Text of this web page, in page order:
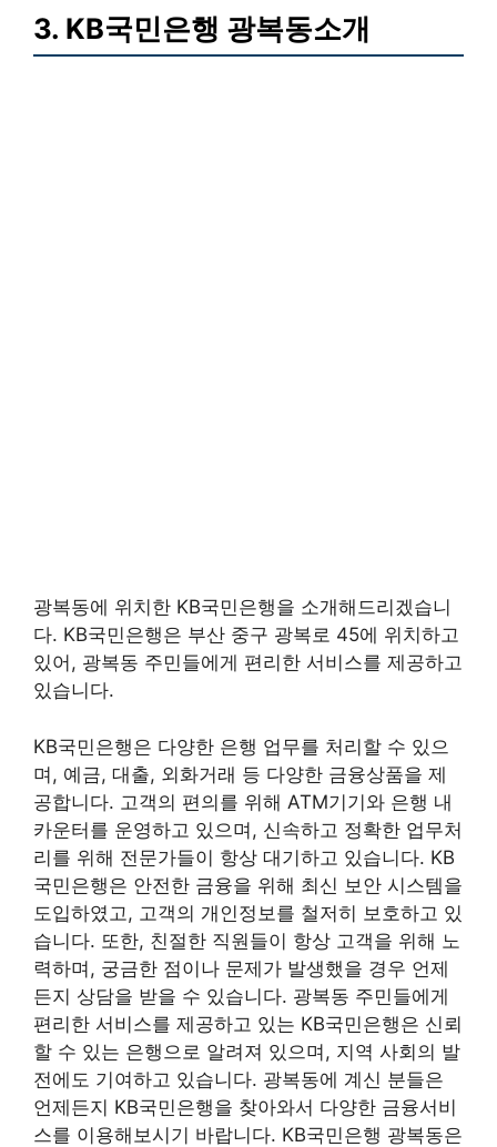
3. KB국민은행 광복동소개
광복동에 위치한 KB국민은행을 소개해드리겠습니
다. KB국민은행은 부산 중구 광복로 45에 위치하고
있어, 광복동 주민들에게 편리한 서비스를 제공하고
있습니다.
KB국민은행은 다양한 은행 업무를 처리할 수 있으
며, 예금, 대출, 외화거래 등 다양한 금융상품을 제
공합니다. 고객의 편의를 위해 ATM기기와 은행 내
카운터를 운영하고 있으며, 신속하고 정확한 업무처
리를 위해 전문가들이 항상 대기하고 있습니다. KB
국민은행은 안전한 금융을 위해 최신 보안 시스템을
도입하였고, 고객의 개인정보를 철저히 보호하고 있
습니다. 또한, 친절한 직원들이 항상 고객을 위해 노
력하며, 궁금한 점이나 문제가 발생했을 경우 언제
든지 상담을 받을 수 있습니다. 광복동 주민들에게
편리한 서비스를 제공하고 있는 KB국민은행은 신뢰
할 수 있는 은행으로 알려져 있으며, 지역 사회의 발
전에도 기여하고 있습니다. 광복동에 계신 분들은
언제든지 KB국민은행을 찾아와서 다양한 금융서비
스를 이용해보시기 바랍니다. KB국민은행 광복동은